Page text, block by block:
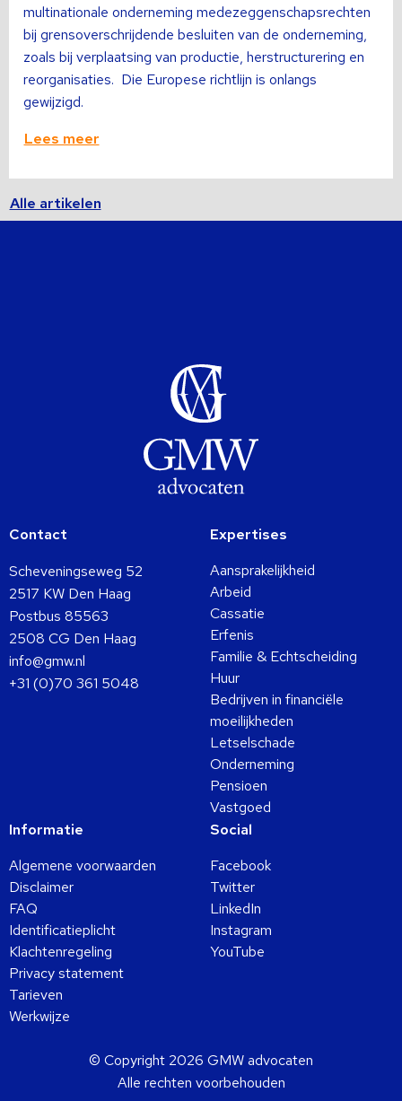
multinationale onderneming medezeggenschapsrechten
bij grensoverschrijdende besluiten van de onderneming,
zoals bij verplaatsing van productie, herstructurering en
reorganisaties. Die Europese richtlijn is onlangs
gewijzigd.
Lees meer
Alle artikelen
Contact
Scheveningseweg 52
2517 KW Den Haag
Postbus 85563
2508 CG Den Haag
info@gmw.nl
+31 (0)70 361 5048
Expertises
Aansprakelijkheid
Arbeid
Cassatie
Erfenis
Familie & Echtscheiding
Huur
Bedrijven in financiële
moeilijkheden
Letselschade
Onderneming
Pensioen
Vastgoed
Informatie
Algemene voorwaarden
Disclaimer
FAQ
Identificatieplicht
Klachtenregeling
Privacy statement
Tarieven
Werkwijze
Social
Facebook
Twitter
LinkedIn
Instagram
YouTube
© Copyright 2026 GMW advocaten
Alle rechten voorbehouden